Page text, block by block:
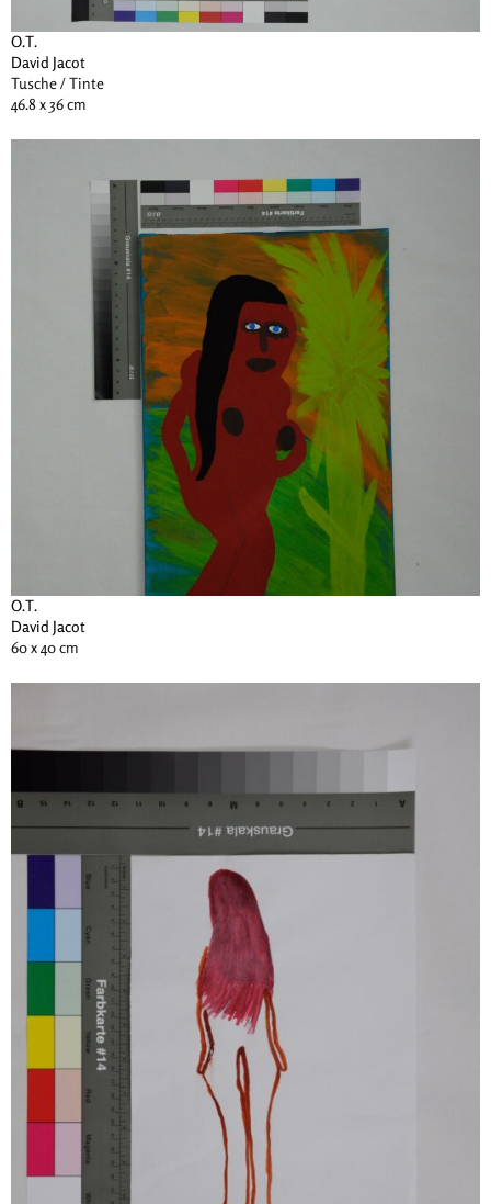
O.T.
David Jacot
Tusche / Tinte
46.8 x 36 cm
O.T.
David Jacot
60 x 40 cm